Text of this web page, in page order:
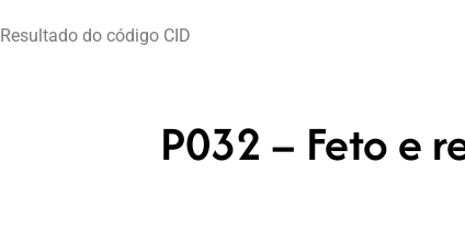
Resultado do código CID
P032 – Feto e